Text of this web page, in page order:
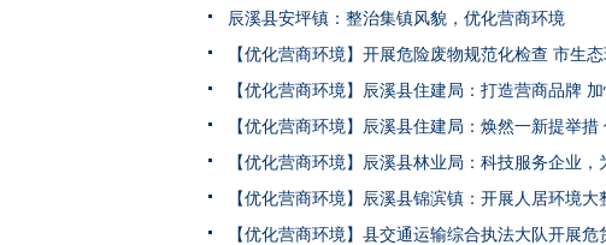
辰溪县安坪镇：整治集镇风貌，优化营商环境
【优化营商环境】开展危险废物规范化检查 市生
【优化营商环境】辰溪县住建局：打造营商品牌
【优化营商环境】辰溪县住建局：焕然一新提举措
【优化营商环境】辰溪县林业局：科技服务企业
【优化营商环境】辰溪县锦滨镇：开展人居环境
【优化营商环境】县交通运输综合执法大队开展